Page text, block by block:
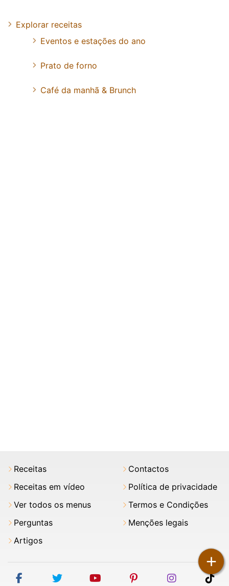
+
Explorar receitas
Eventos e estações do ano
Prato de forno
Café da manhã & Brunch
Receitas
Receitas em vídeo
Ver todos os menus
Perguntas
Artigos
Contactos
Política de privacidade
Termos e Condições
Menções legais
facebooktwitter youtubepinterestinstagram